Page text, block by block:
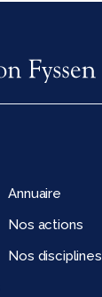
Annuaire
Nos actions
Nos disciplines